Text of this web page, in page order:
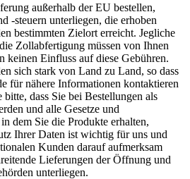
außerhalb der EU bestellen,
-steuern unterliegen, die erhoben
bestimmten Zielort erreicht. Jegliche
Zollabfertigung müssen von Ihnen
keinen Einfluss auf diese Gebühren.
sich stark von Land zu Land, so dass
für nähere Informationen kontaktieren
bitte, dass Sie bei Bestellungen als
und alle Gesetze und
dem Sie die Produkte erhalten,
Ihrer Daten ist wichtig für uns und
Kunden darauf aufmerksam
Lieferungen der Öffnung und
unterliegen.